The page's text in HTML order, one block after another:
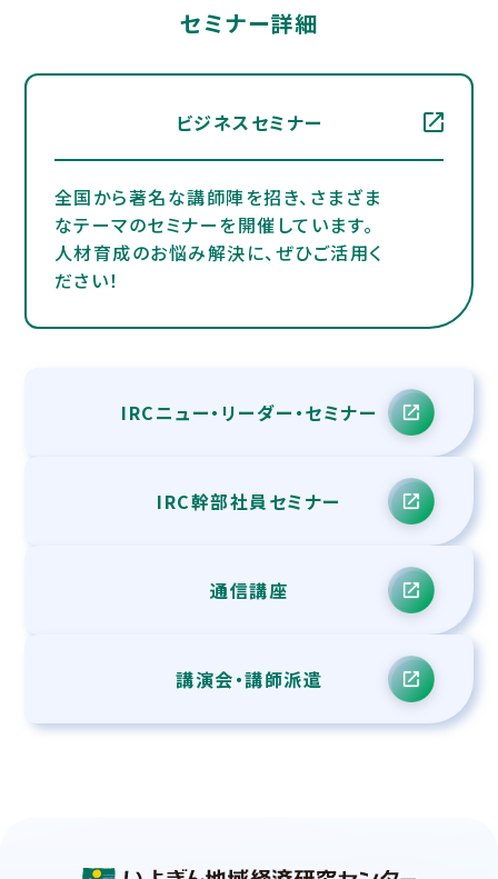
セミナー詳細
ビジネスセミナー
全国から著名な講師陣を招き、さまざま
なテーマのセミナーを開催しています。
人材育成のお悩み解決に、ぜひご活用く
ださい！
IRCニュー・リーダー・セミナー
IRC幹部社員セミナー
通信講座
講演会・講師派遣